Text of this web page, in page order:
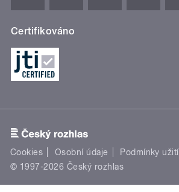
Certifikováno
Cookies Osobní údaje Podmínky užití
© 1997-2026 Český rozhlas